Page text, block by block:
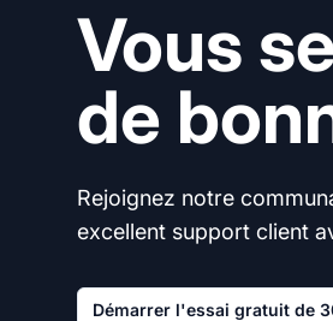
Vous
de
Rejoignez notre
excellent support client
Démarrer l'essai gratuit de